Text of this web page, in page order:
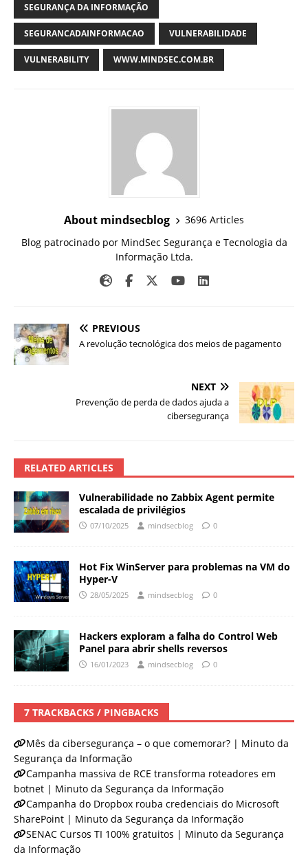
SEGURANÇA DA INFORMAÇÃO
SEGURANCADAINFORMACAO VULNERABILIDADE
VULNERABILITY WWW.MINDSEC.COM.BR
About mindsecblog
3696 Articles
Blog patrocinado por MindSec Segurança e Tecnologia da
Informação Ltda.
PREVIOUS
A revolução tecnológica dos meios de pagamento
NEXT
Prevenção de perda de dados ajuda a
cibersegurança
RELATED ARTICLES
Vulnerabilidade no Zabbix Agent permite
escalada de privilégios
07/10/2025 mindsecblog 0
Hot Fix WinServer para problemas na VM do
Hyper-V
28/05/2025 mindsecblog 0
Hackers exploram a falha do Control Web
Panel para abrir shells reversos
16/01/2023 mindsecblog 0
7 TRACKBACKS / PINGBACKS
Mês da cibersegurança – o que comemorar? | Minuto da
Segurança da Informação
Campanha massiva de RCE transforma roteadores em
botnet | Minuto da Segurança da Informação
Campanha do Dropbox rouba credenciais do Microsoft
SharePoint | Minuto da Segurança da Informação
SENAC Cursos TI 100% gratuitos | Minuto da Segurança
da Informação